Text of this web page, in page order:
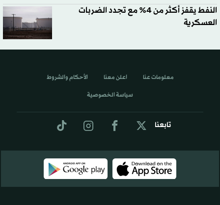
النفط يقفز أكثر من 4% مع تجدد الضربات
العسكرية
تابعنا
معلومات عنا اعلن معنا الأحكام والشروط
سياسة الخصوصية